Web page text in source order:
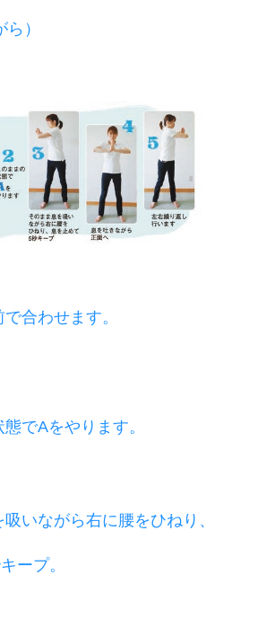
）
合わせます。
でAをやります。
いながら右に腰をひねり、
ープ。